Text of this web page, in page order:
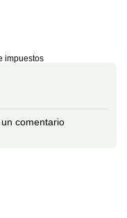
impuestos
comentario